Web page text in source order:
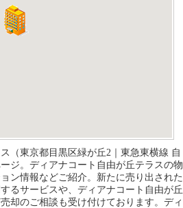
（東京都目黒区緑が丘2｜東急東横線 自
ジ。ディアナコート自由が丘テラスの物
ン情報などご紹介。新たに売り出された
るサービスや、ディアナコート自由が丘
却のご相談も受け付けております。ディ